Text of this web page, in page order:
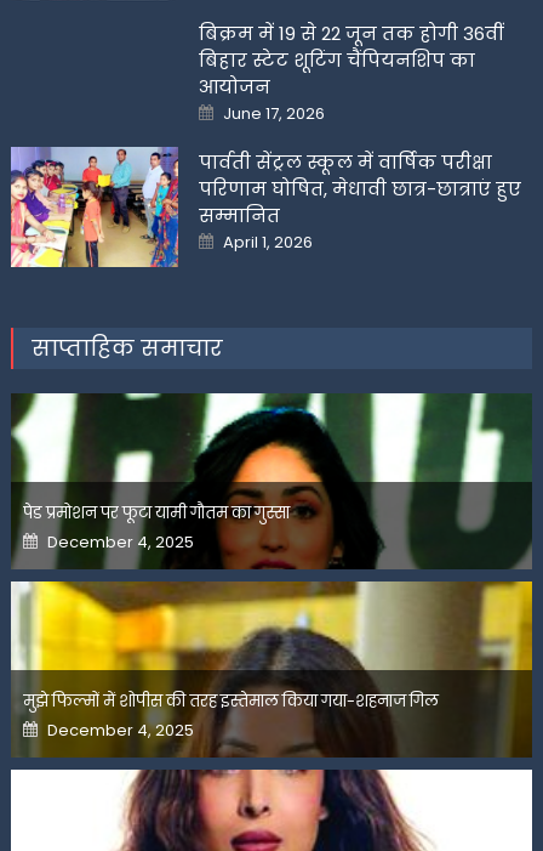
बिक्रम में 19 से 22 जून तक होगी 36वीं
बिहार स्टेट शूटिंग चैंपियनशिप का
आयोजन
Posted
on
June 17, 2026
पार्वती सेंट्रल स्कूल में वार्षिक परीक्षा
परिणाम घोषित, मेधावी छात्र-छात्राएं हुए
सम्मानित
Posted
on
April 1, 2026
साप्ताहिक समाचार
पेड प्रमोशन पर फूटा यामी गौतम का गुस्सा
Posted
on
December 4, 2025
मुझे फिल्मों में शोपीस की तरह इस्तेमाल किया गया-शहनाज गिल
Posted
on
December 4, 2025